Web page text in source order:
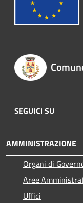
SEGUICI SU
AMMINISTRAZIONE
Organi di
Aree
Uffici